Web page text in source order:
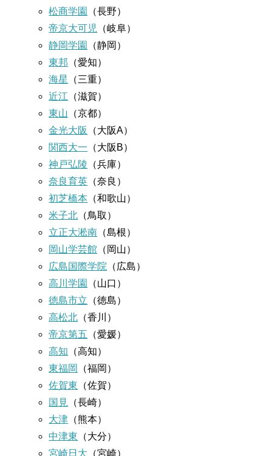
松商学園
（長野）
帝京大可児
（岐阜）
静岡学園
（静岡）
東邦 （愛知）
海星
（三重）
近江 （滋賀）
東山 （京都）
金光大阪
（大阪A）
関西大一 （大阪B）
神戸弘陵 （兵庫）
奈良育英 （奈良）
初芝橋本 （和歌山）
米子北 （鳥取）
立正大淞南 （島根）
岡山学芸館 （岡山）
広島国際学院 （広島）
高川学園
（山口）
徳島市立 （徳島）
高松北 （香川）
帝京第五 （愛媛）
高知 （高知）
東福岡
（福岡）
佐賀東 （佐賀）
国見 （長崎）
大津 （熊本）
中津東 （大分）
宮崎日大 （宮崎）